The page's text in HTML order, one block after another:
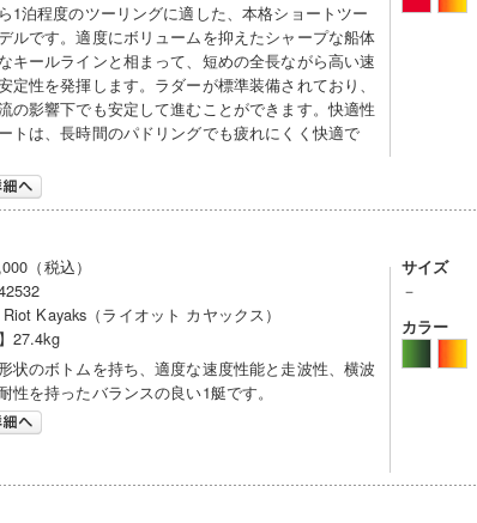
1泊程度のツーリングに適した、本格ショートツー
ルです。適度にボリュームを抑えたシャープな船体
キールラインと相まって、短めの全長ながら高い速
定性を発揮します。ラダーが標準装備されており、
の影響下でも安定して進むことができます。快適性
トは、長時間のパドリングでも疲れにくく快適で
（税込）
Riot Kayaks（ライオット カヤックス）
27.4kg
状のボトムを持ち、適度な速度性能と走波性、横波
性を持ったバランスの良い1艇です。
サイズ
－
カラー